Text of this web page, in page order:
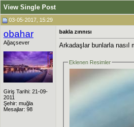
View Single Post
03-05-2017, 15:29
obahar
Ağaçsever
Giriş Tarihi: 21-09-
2011
Şehir: muğla
Mesajlar: 98
bakla zınnısı
Arkadaşlar bunlarla nasıl
Eklenen Resimler